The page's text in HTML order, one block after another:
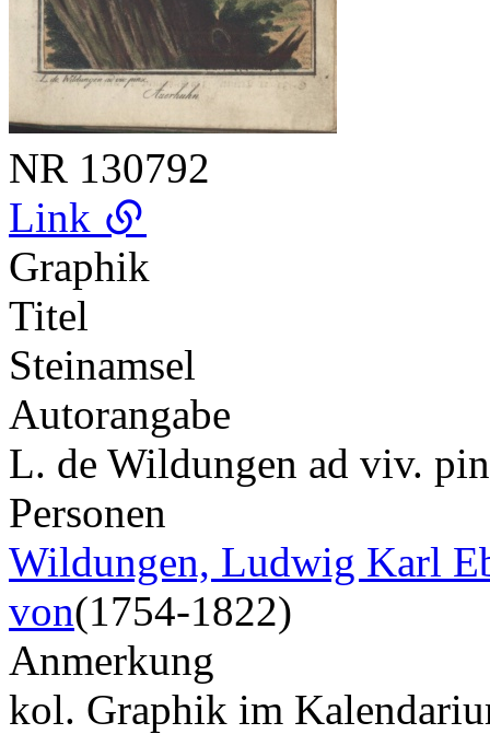
NR 130792
Link
Graphik
Titel
Steinamsel
Autorangabe
L. de Wildungen ad viv.
Personen
Wildungen, Ludwig Karl
von(1754-1822)
Anmerkung
kol. Graphik im